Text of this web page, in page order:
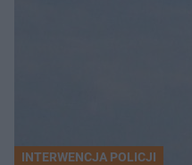
INTERWENCJA POLICJI